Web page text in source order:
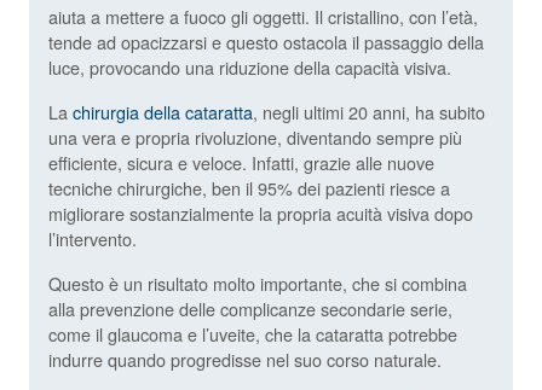
aiuta a mettere a fuoco gli oggetti. Il cristallino, con l’età,
tende ad opacizzarsi e questo ostacola il passaggio della
luce, provocando una riduzione della capacità visiva.
Lachirurgia della cataratta, negli ultimi 20 anni, ha subito
una vera e propria rivoluzione, diventando sempre più
efficiente, sicura e veloce. Infatti, grazie alle nuove
tecniche chirurgiche, ben il 95% dei pazienti riesce a
migliorare sostanzialmente la propria acuità visiva dopo
l’intervento.
Questo è un risultato molto importante, che si combina
alla prevenzione delle complicanze secondarie serie,
come il glaucoma e l’uveite, che la cataratta potrebbe
indurre quando progredisse nel suo corso naturale.